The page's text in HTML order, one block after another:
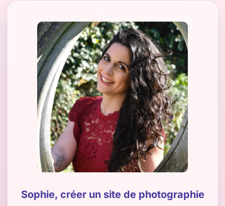
Sophie, créer un site de photographie